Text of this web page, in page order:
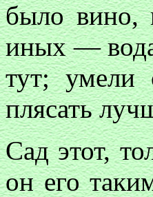
было
иных —
тут; умели
плясать
Сад этот,
он его